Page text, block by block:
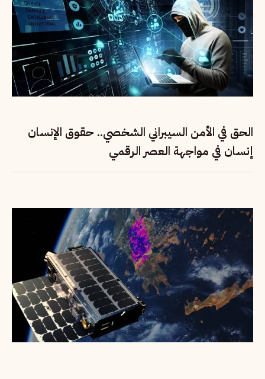
الحق في الأمن السيبراني الشخصي.. حقوق الإنسان
إنسان في مواجهة العصر الرقمي